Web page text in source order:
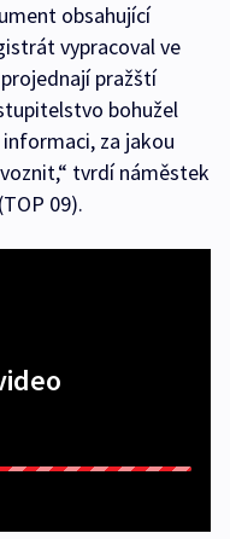
obsahující
vypracoval ve
pražští
bohužel
za jakou
tvrdí náměstek
09).